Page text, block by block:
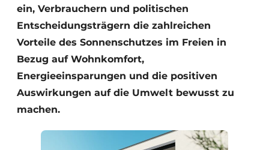
ein, Verbrauchern und politischen
Entscheidungsträgern die zahlreichen
Vorteile des Sonnenschutzes im Freien in
Bezug auf Wohnkomfort,
Energieeinsparungen und die positiven
Auswirkungen auf die Umwelt bewusst zu
machen.